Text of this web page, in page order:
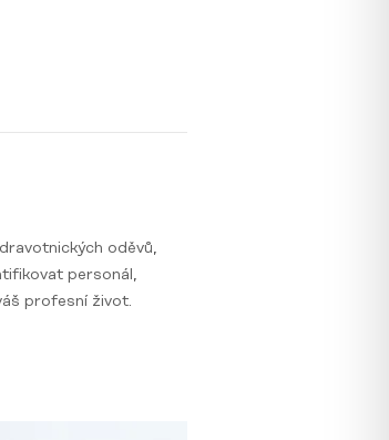
oděvů,
personál,
profesní život.